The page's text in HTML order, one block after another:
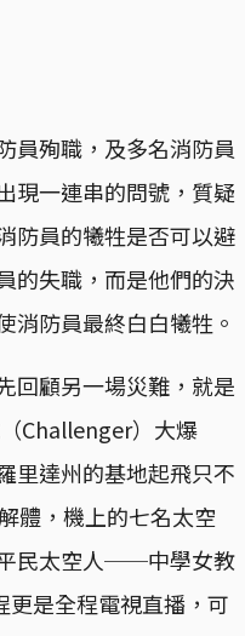
員殉職，及多名消防員
現一連串的問號，質疑
防員的犧牲是否可以避
的失職，而是他們的決
消防員最終白白犧牲。
回顧另一場災難，就是
Challenger）大爆
里達州的基地起飛只不
體，機上的七名太空
民太空人──中學女教
是全程電視直播，可